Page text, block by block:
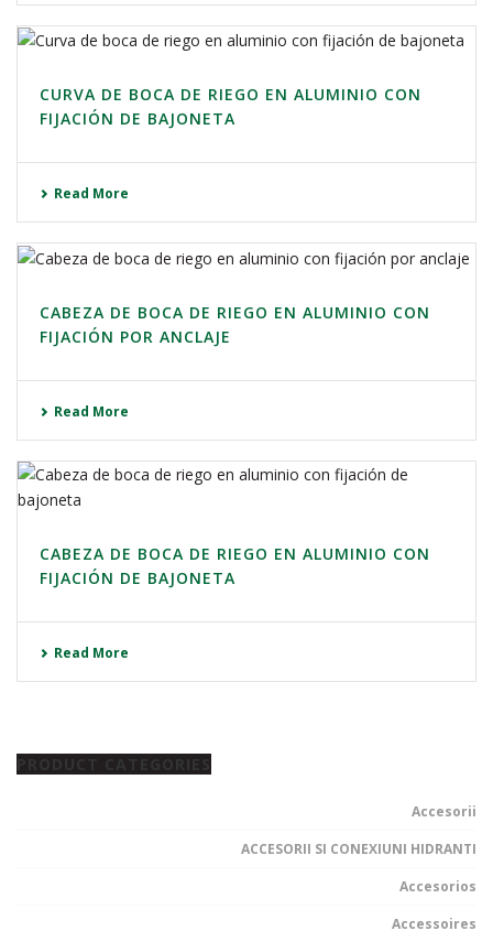
CURVA DE BOCA DE RIEGO EN ALUMINIO CON
FIJACIÓN DE BAJONETA
Read More
CABEZA DE BOCA DE RIEGO EN ALUMINIO CON
FIJACIÓN POR ANCLAJE
Read More
CABEZA DE BOCA DE RIEGO EN ALUMINIO CON
FIJACIÓN DE BAJONETA
Read More
Accesorii
ACCESORII SI CONEXIUNI HIDRANTI
Accesorios
Accessoires